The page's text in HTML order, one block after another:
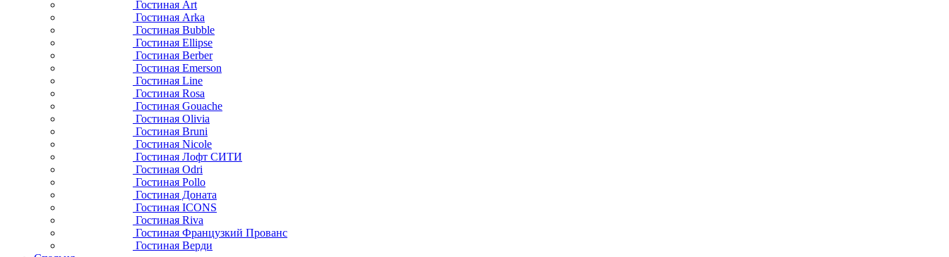
Гостиная Art
Гостиная Arka
Гостиная Bubble
Гостиная Ellipse
Гостиная Berber
Гостиная Emerson
Гостиная Line
Гостиная Rosa
Гостиная Gouache
Гостиная Olivia
Гостиная Bruni
Гостиная Nicole
Гостиная Лофт СИТИ
Гостиная Odri
Гостиная Pollo
Гостиная Доната
Гостиная ICONS
Гостиная Riva
Гостиная Французкий Прованс
Гостиная Верди